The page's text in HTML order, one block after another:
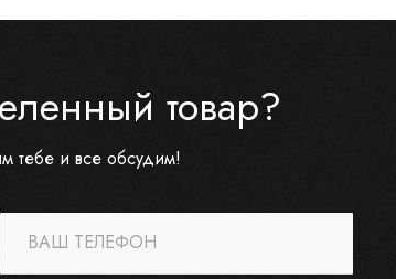
товар?
тебе и все обсудим!
ВАШ ТЕЛЕФОН